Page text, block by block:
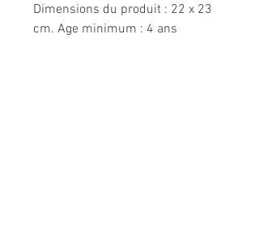
Dimensions du produit : 22 x 23
cm. Age minimum : 4 ans